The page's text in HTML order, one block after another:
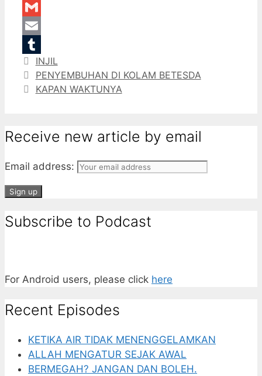
LinkedIn
Gmail
Email
Tumblr
Categories
INJIL
PENYEMBUHAN DI KOLAM BETESDA
KAPAN WAKTUNYA
Receive new article by email
Email address:
Subscribe to Podcast
For Android users, please click here
Recent Episodes
KETIKA AIR TIDAK MENENGGELAMKAN
ALLAH MENGATUR SEJAK AWAL
BERMEGAH? JANGAN DAN BOLEH.